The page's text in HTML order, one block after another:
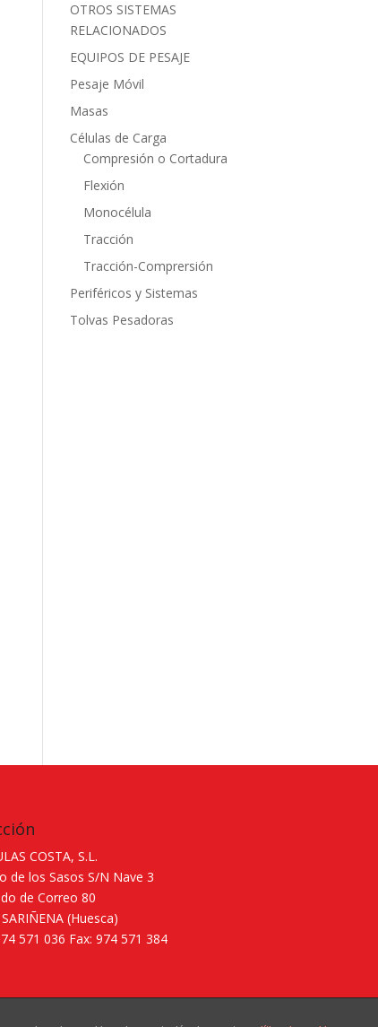
OTROS SISTEMAS
RELACIONADOS
EQUIPOS DE PESAJE
Pesaje Móvil
Masas
Células de Carga
Compresión o Cortadura
Flexión
Monocélula
Tracción
Tracción-Comprersión
Periféricos y Sistemas
Tolvas Pesadoras
COSTA, S.L.
de los Sasos S/N Nave 3
de Correo 80
(Huesca)
571 036 Fax: 974 571 384